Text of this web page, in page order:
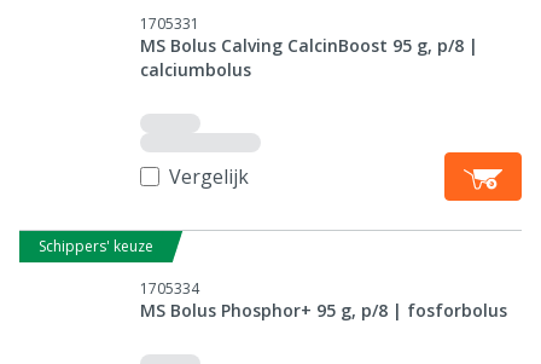
1705331
MS Bolus Calving CalcinBoost 95 g, p/8 |
calciumbolus
Vergelijk
Schippers' keuze
1705334
MS Bolus Phosphor+ 95 g, p/8 | fosforbolus